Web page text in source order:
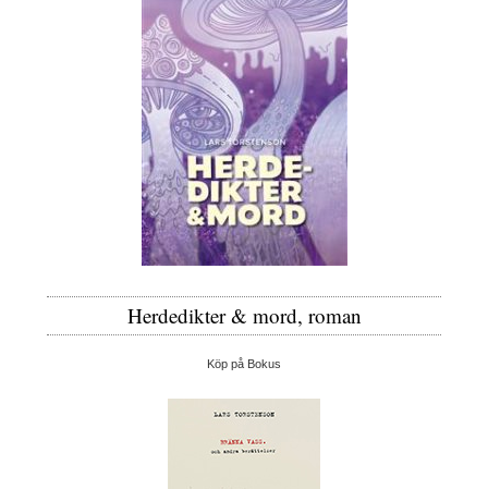
Herdedikter & mord, roman
Köp på Bokus